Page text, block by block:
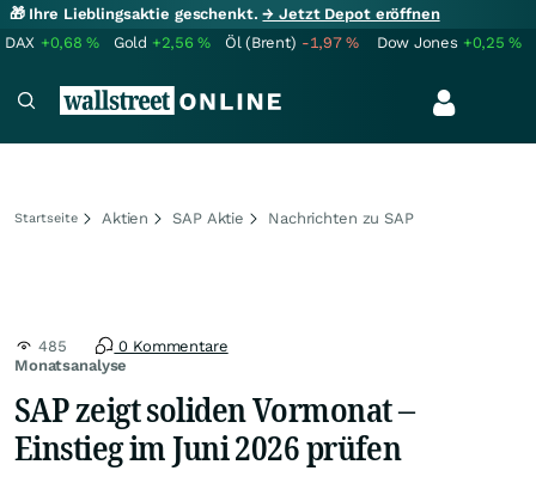
🎁 Ihre Lieblingsaktie geschenkt.→ Jetzt Depot eröffnen
DAX +0,68% Gold +2,56% Öl (Brent) -1,97% Dow Jones +0,25%
Startseite Aktien SAP Aktie Nachrichten zu SAP
Monatsanalyse
485 0 Kommentare
SAP zeigt soliden Vormonat –
Einstieg im Juni 2026 prüfen